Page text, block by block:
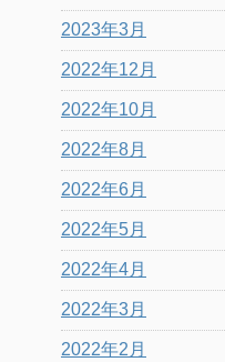
2023年3月
2022年12月
2022年10月
2022年8月
2022年6月
2022年5月
2022年4月
2022年3月
2022年2月